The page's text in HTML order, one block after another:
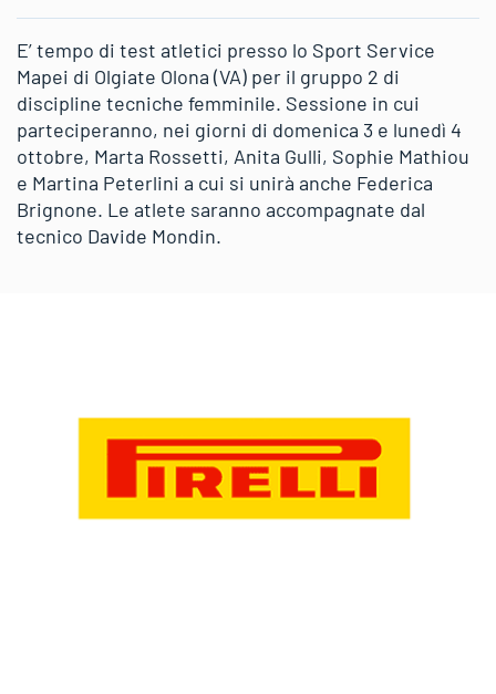
E’ tempo di test atletici presso lo Sport Service
Mapei di Olgiate Olona (VA) per il gruppo 2 di
discipline tecniche femminile. Sessione in cui
parteciperanno, nei giorni di domenica 3 e lunedì 4
ottobre, Marta Rossetti, Anita Gulli, Sophie Mathiou
e Martina Peterlini a cui si unirà anche Federica
Brignone. Le atlete saranno accompagnate dal
tecnico Davide Mondin.